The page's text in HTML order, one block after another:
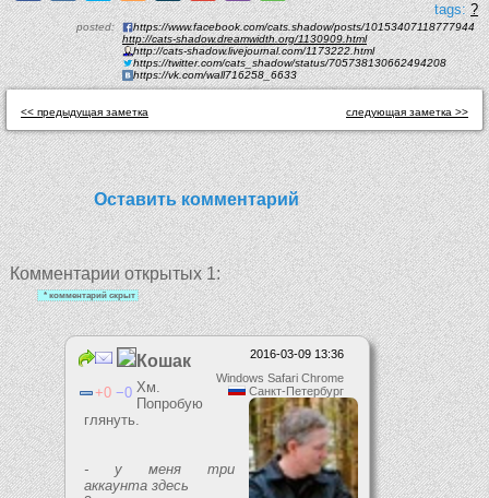
tags: ?
posted:
https://www.facebook.com/cats.shadow/posts/10153407118777944
http://cats-shadow.dreamwidth.org/1130909.html
http://cats-shadow.livejournal.com/1173222.html
https://twitter.com/cats_shadow/status/705738130662494208
https://vk.com/wall716258_6633
<< предыдущая заметка следующая заметка >>
Оставить комментарий
Комментарии открытых 1:
2016-03-09 13:36
Windows Safari Chrome
Санкт-Петербург
0 0
Кошак
Хм.
Попробую
глянуть.
- у меня три
аккаунта здесь